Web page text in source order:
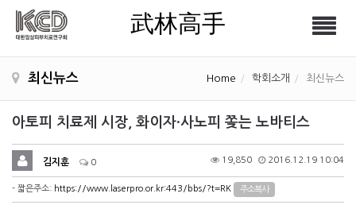
武林高手
武林高手
최신뉴스 Home 학회소개 최신뉴스
아토피 치료제 시장, 화이자·사노피 쫒는 노바티스
김지훈 0 19,850 2016.12.19 10:04
- 짧은주소: https://www.laserpro.or.kr:443/bbs/?t=RK 주소복사